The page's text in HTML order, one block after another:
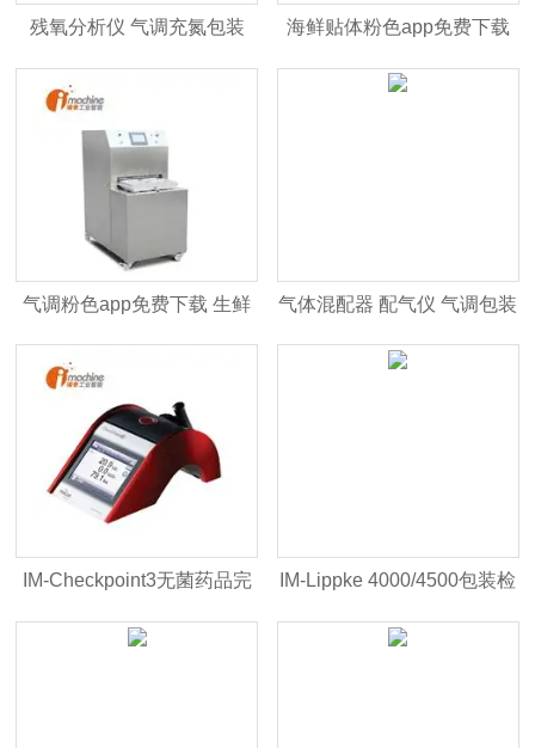
残氧分析仪 气调充氮包装
IM-Checkpoint3
海鲜贴体粉色app免费下载
货架期长造型吸睛
气调粉色app免费下载 生鲜
食品保鲜策略 IM-TS460
气体混配器 配气仪 气调包装
IM-Provectus
IM-Checkpoint3无菌药品完
整性测试仪
IM-Lippke 4000/4500包装检
漏密封性测试系统